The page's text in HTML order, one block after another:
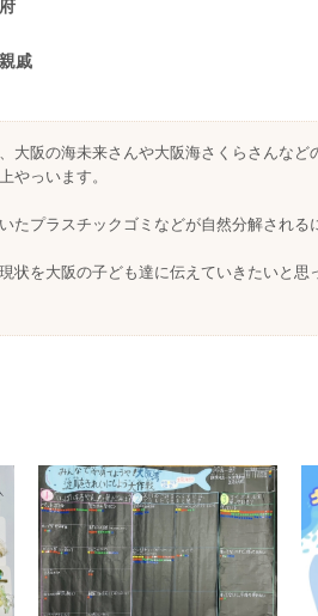
戚
大阪の海未来さんや大阪海さくらさんな
やっいます。
たプラスチックゴミなどが自然分解される
状を大阪の子ども達に伝えていきたいと